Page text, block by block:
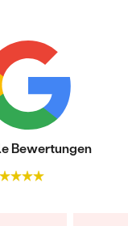
Bewertungen